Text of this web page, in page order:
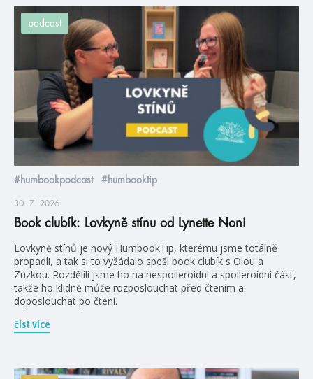
podcast
#humbookpodcast #humbooktip
30. 7. 2026
Book clubík: Lovkyně stínu od Lynette Noni
Lovkyně stínů je nový HumbookTip, kterému jsme totálně
propadli, a tak si to vyžádalo spešl book clubík s Olou a
Zuzkou. Rozdělili jsme ho na nespoileroidní a spoileroidní část,
takže ho klidně může rozposlouchat před čtením a
doposlouchat po čtení.
číst více